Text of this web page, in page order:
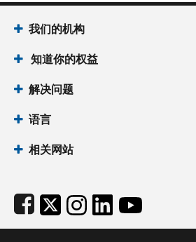
Footer Navigation
我们的机构
知道你的权益
解决问题
语言
相关网站